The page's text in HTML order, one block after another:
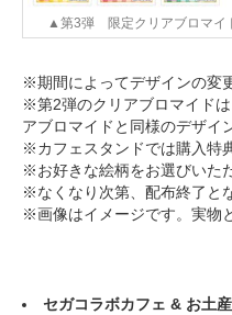
▲第3弾 限定クリアブロマイ
※期間によってデザインの変
※第2弾のクリアブロマイド
アブロマイドと同様のデザイ
※カフェスタンドでは購入特
※お好きな絵柄をお選びいた
※なくなり次第、配布終了と
※画像はイメージです。実物
セガコラボカフェ & お土